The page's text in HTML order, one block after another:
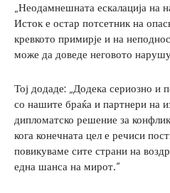
„Неодамнешната ескалација на
Исток е остар потсетник на
кревкото примирје и на
може да доведе неговото
Тој додаде: „Додека сериозно и
со нашите браќа и партнери на
дипломатско решение за
кога конечната цел е речиси
повикуваме сите страни на
една шанса на мирот.“